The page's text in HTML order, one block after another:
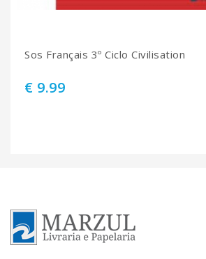
Sos Français 3º Ciclo Civilisation
€ 9.99